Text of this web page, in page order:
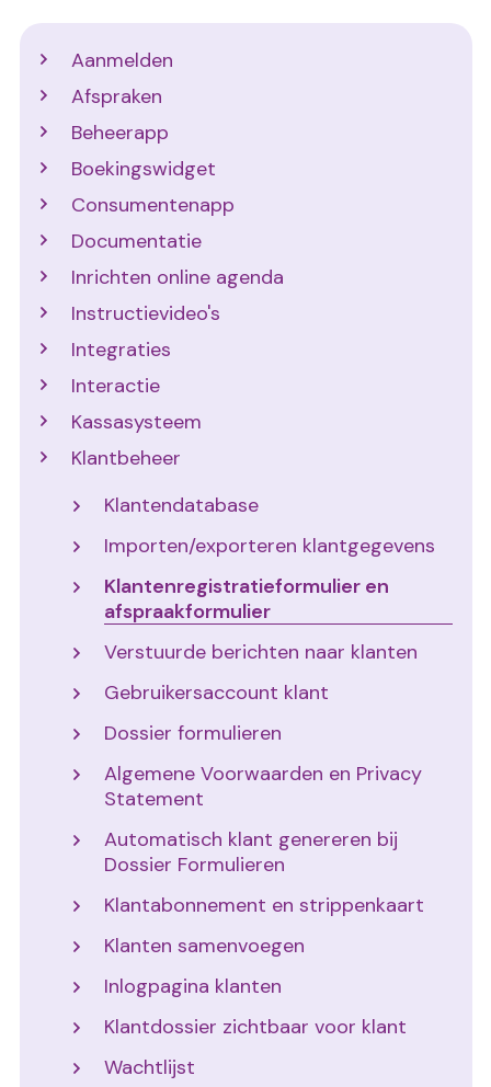
Aanmelden
Afspraken
Beheerapp
Boekingswidget
Consumentenapp
Documentatie
Inrichten online agenda
Instructievideo's
Integraties
Interactie
Kassasysteem
Klantbeheer
Klantendatabase
Importen/exporteren klantgegevens
Klantenregistratieformulier en
afspraakformulier
Verstuurde berichten naar klanten
Gebruikersaccount klant
Dossier formulieren
Algemene Voorwaarden en Privacy
Statement
Automatisch klant genereren bij
Dossier Formulieren
Klantabonnement en strippenkaart
Klanten samenvoegen
Inlogpagina klanten
Klantdossier zichtbaar voor klant
Wachtlijst